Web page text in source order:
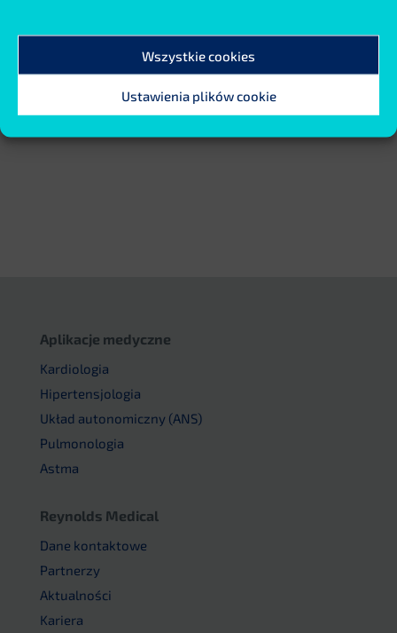
Wszystkie cookies
Ustawienia plików cookie
Aplikacje medyczne
Kardiologia
Hipertensjologia
Układ autonomiczny (ANS)
Pulmonologia
Astma
Reynolds Medical
Dane kontaktowe
Partnerzy
Aktualności
Kariera